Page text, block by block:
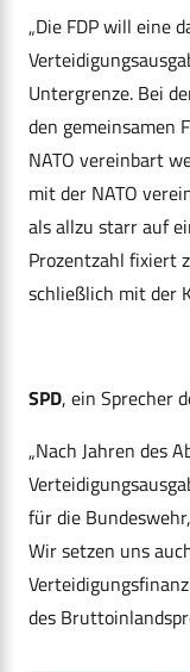
„Die FDP will eine
Untergrenze. Bei
den gemeinsamen
NATO vereinbart
mit der NATO
als allzu starr auf
Prozentzahl fixiert
schließlich mit der
SPD, ein Sprecher
„Nach Jahren des
für die
Wir setzen uns
des